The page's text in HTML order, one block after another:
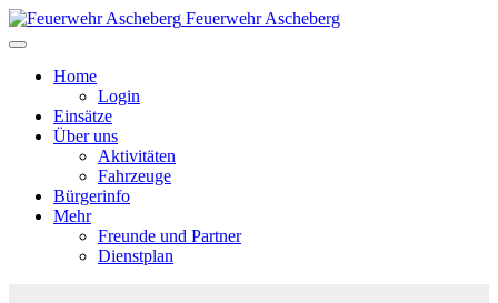
Feuerwehr Ascheberg
Home
Login
Einsätze
Über uns
Aktivitäten
Fahrzeuge
Bürgerinfo
Mehr
Freunde und Partner
Dienstplan